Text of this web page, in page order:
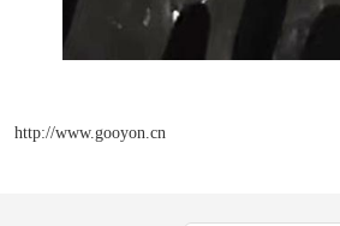
http://www.gooyon.cn